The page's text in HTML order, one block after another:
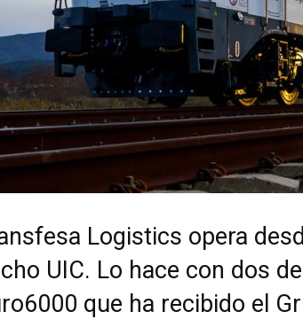
Logistics opera
UIC. Lo hace con dos
que ha recibido el